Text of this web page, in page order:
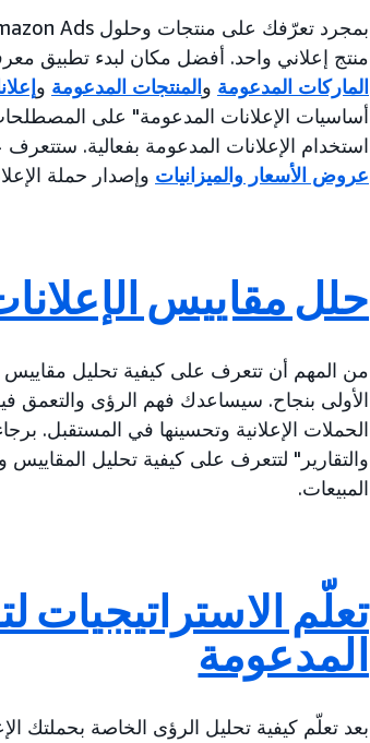
منتج إعلاني واحد. أفضل مكان لبدء تطبيق
الماركات المدعومة والمنتجات المدعومة و
أساسيات الإعلانات المدعومة" على
استخدام الإعلانات المدعومة بفعالية. ستتعرف
عروض الأسعار والميزانيات وإصدار حملة
حلل مقاييس
من المهم أن تتعرف على كيفية تحليل مقاييس
الأولى بنجاح. سيساعدك فهم الرؤى والتعمق
الحملات الإعلانية وتحسينها في المستقبل.
والتقارير" لتتعرف على كيفية تحليل المقاييس
المبيعات.
تعلّم الاستراتيجيات
المدعومة
بعد تعلّم كيفية تحليل الرؤى الخاصة بحملتك